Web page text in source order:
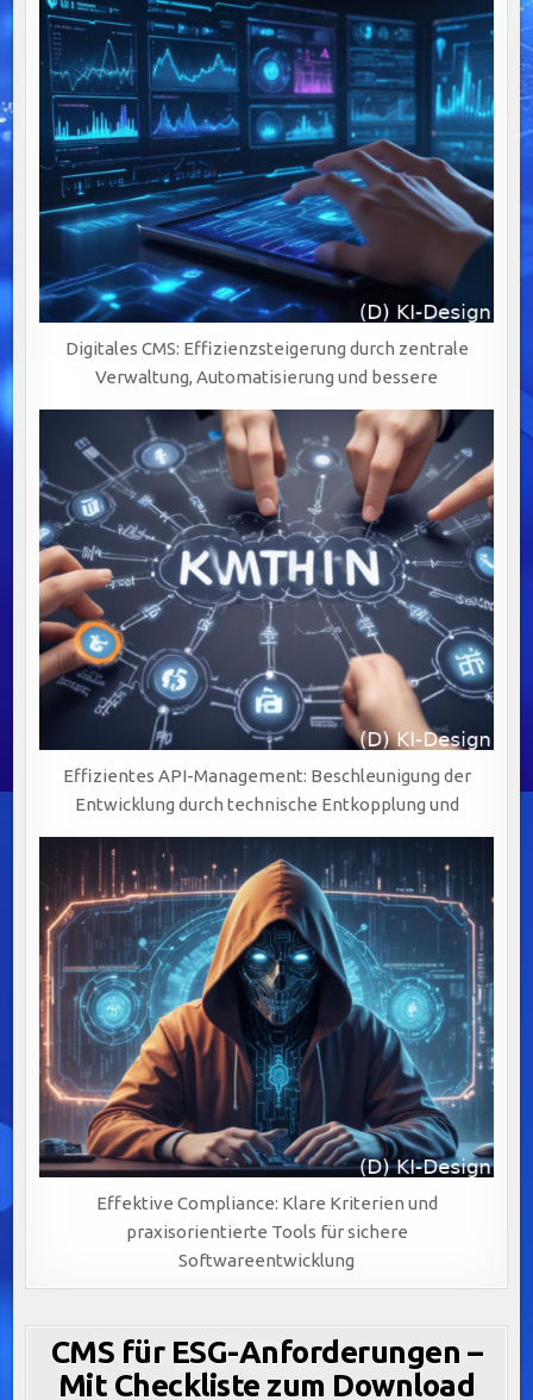
Digitales CMS: Effizienzsteigerung durch zentrale
Verwaltung, Automatisierung und bessere
Effizientes API-Management: Beschleunigung der
Entwicklung durch technische Entkopplung und
Effektive Compliance: Klare Kriterien und
praxisorientierte Tools für sichere
Softwareentwicklung
CMS für ESG-Anforderungen –
Mit Checkliste zum Download